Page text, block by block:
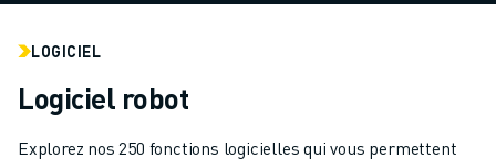
LOGICIEL
Logiciel robot
Explorez nos 250 fonctions logicielles qui vous permettent